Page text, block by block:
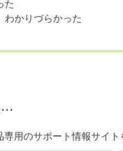
た
わかりづらかった
･･
用のサポート情報サイト